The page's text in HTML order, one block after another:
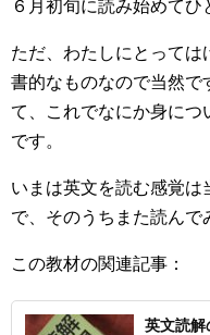
６月初旬に読み始めてひ
ただ、わたしにとって
書的なものなので当然で
て、これでなにか身につ
です。
いまは英文を読む感覚
で、そのうちまた読んで
この教材の関連記事：
英文読解